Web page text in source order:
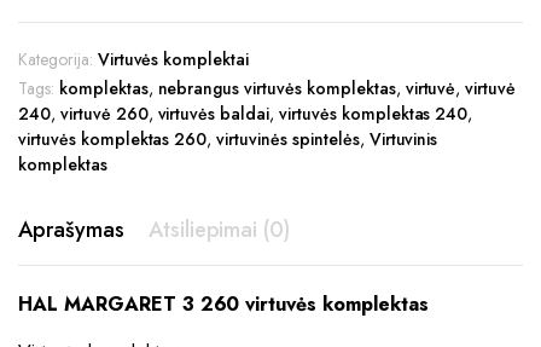
Kategorija: Virtuvės komplektai
Tags: komplektas, nebrangus virtuvės komplektas, virtuvė,virtuvė
240, virtuvė 260, virtuvės baldai,virtuvės komplektas 240,
virtuvės komplektas 260,virtuvinės spintelės, Virtuvinis
komplektas
Aprašymas Atsiliepimai (0)
HAL MARGARET 3 260 virtuvės komplektas